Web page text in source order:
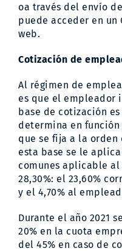
oa través del envío
puede acceder en
web.
Cotización de
Al régimen de
es que el empleador
base de cotización
determina en
que se fija a la orden
esta base se le
comunes aplicable
28,30%: el 23,60%
y el 4,70% al
Durante el año 2021
20% en la cuota
del 45% en caso de